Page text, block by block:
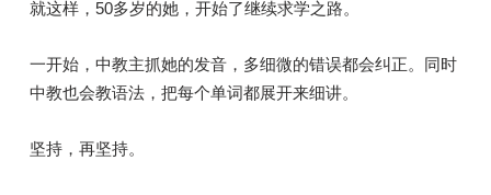
就这样，50多岁的她，开始了继续求学之路。
一开始，中教主抓她的发音，多细微的错误都会纠正。同时
中教也会教语法，把每个单词都展开来细讲。
坚持，再坚持。